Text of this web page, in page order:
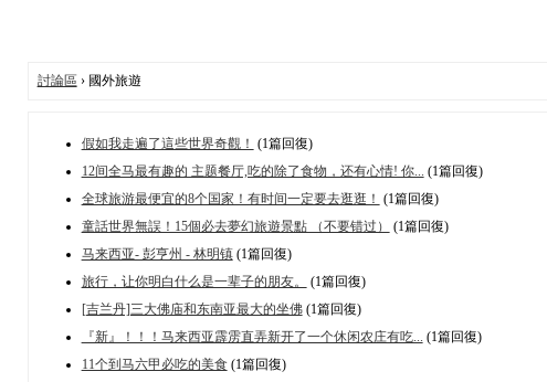
討論區 › 國外旅遊
假如我走遍了這些世界奇觀！ (1篇回復)
12间全马最有趣的 主题餐厅,吃的除了食物，还有心情! 你... (1篇回復)
全球旅游最便宜的8个国家！有时间一定要去逛逛！ (1篇回復)
童話世界無誤！15個必去夢幻旅遊景點 （不要错过）
(1篇回復)
马来西亚- 彭亨州 - 林明镇(1篇回復)
旅行，让你明白什么是一辈子的朋友。
(1篇回復)
[吉兰丹]三大佛庙和东南亚最大的坐佛(1篇回復)
『新』！！！马来西亚霹雳直弄新开了一个休闲农庄有吃... (1篇回復)
11个到马六甲必吃的美食(1篇回復)